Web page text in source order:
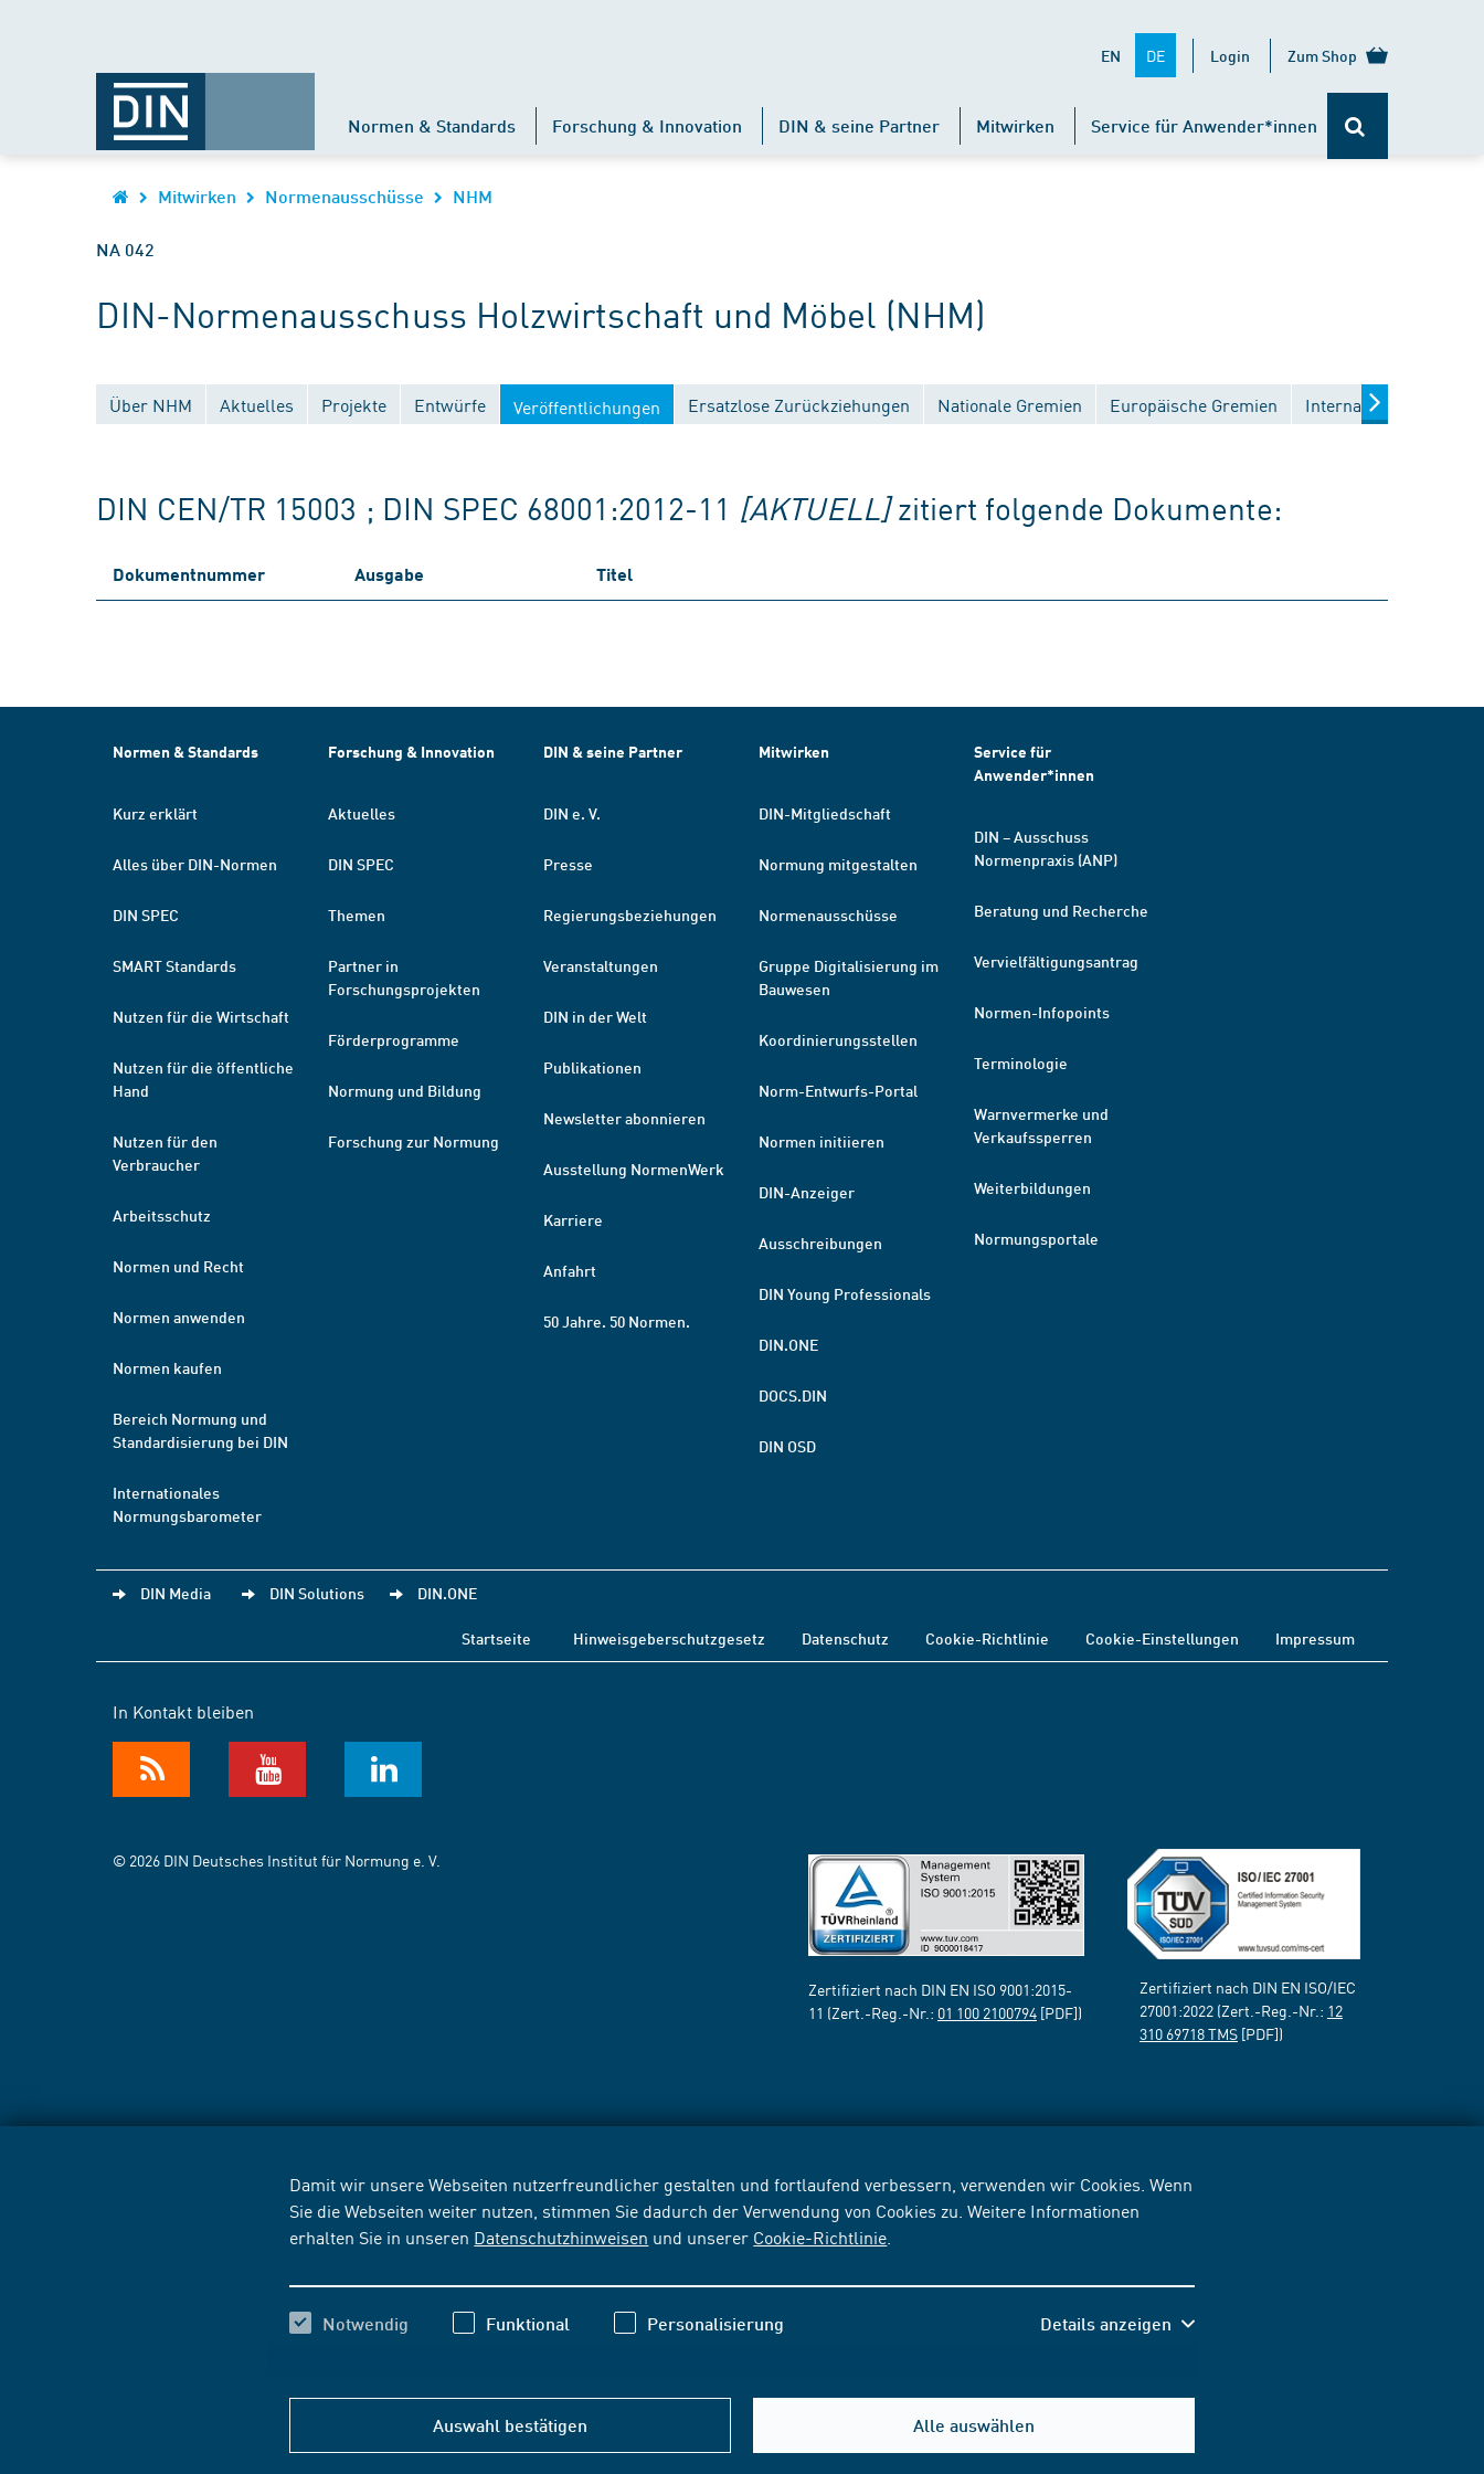
Damit wir unsere Webseiten nutzerfreundlicher gestalten und fortlaufend verbessern, verwenden wir Cookies. Wenn
Sie die Webseiten weiter nutzen, stimmen Sie dadurch der Verwendung von Cookies zu. Weitere Informationen
erhalten Sie in unseren Datenschutzhinweisen und unserer Cookie-Richtlinie
Notwendig Funktional Personalisierung Details anzeigen
Auswahl bestätigen Alle auswählen
EN DE Login Zum Shop
Normen & Standards Forschung & Innovation DIN & seine Partner Mitwirken Service für Anwender*innen
Mitwirken Normenausschüsse NHM
NA 042
DIN-Normenausschuss Holzwirtschaft und Möbel (NHM)
Über NHM Aktuelles Projekte Entwürfe Veröffentlichungen Ersatzlose Zurückziehungen Nationale Gremien Europäische Gremien Internationale Gremien
DIN CEN/TR 15003 ; DIN SPEC 68001:2012-11 [AKTUELL] zitiert folgende Dokumente:
Dokumentnummer Ausgabe Titel
Normen & Standards
Kurz erklärt
Alles über DIN-Normen
DIN SPEC
SMART Standards
Nutzen für die Wirtschaft
Nutzen für die öffentliche
Hand
Nutzen für den
Verbraucher
Arbeitsschutz
Normen und Recht
Normen anwenden
Normen kaufen
Bereich Normung und
Standardisierung bei DIN
Internationales
Normungsbarometer
Forschung & Innovation
Aktuelles
DIN SPEC
Themen
Partner in
Forschungsprojekten
Förderprogramme
Normung und Bildung
Forschung zur Normung
DIN & seine Partner
DIN e. V.
Presse
Regierungsbeziehungen
Veranstaltungen
DIN in der Welt
Publikationen
Newsletter abonnieren
Ausstellung NormenWerk
Karriere
Anfahrt
50 Jahre. 50 Normen.
Mitwirken
DIN-Mitgliedschaft
Normung mitgestalten
Normenausschüsse
Gruppe Digitalisierung im
Bauwesen
Koordinierungsstellen
Norm-Entwurfs-Portal
Normen initiieren
DIN-Anzeiger
Ausschreibungen
DIN Young Professionals
DIN.ONE
DOCS.DIN
DIN OSD
Service für
Anwender*innen
DIN – Ausschuss
Normenpraxis (ANP)
Beratung und Recherche
Vervielfältigungsantrag
Normen-Infopoints
Terminologie
Warnvermerke und
Verkaufssperren
Weiterbildungen
Normungsportale
DIN Media DIN Solutions DIN.ONE
Startseite Hinweisgeberschutzgesetz Datenschutz Cookie-Richtlinie Cookie-Einstellungen Impressum
In Kontakt bleiben
© 2026 DIN Deutsches Institut für Normung e. V.
Zertifiziert nach DIN EN ISO 9001:2015-
11 (Zert.-Reg.-Nr.: 01 100 2100794 [PDF])
Zertifiziert nach DIN EN ISO/IEC
27001:2022 (Zert.-Reg.-Nr.: 12
310 69718 TMS [PDF])